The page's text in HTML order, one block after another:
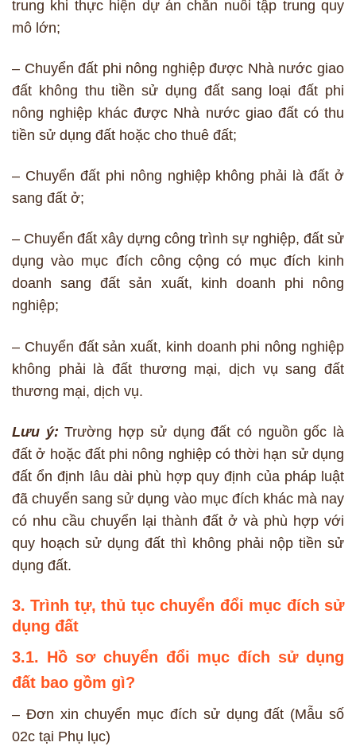
trung khi thực hiện dự án chăn nuôi tập trung quy
mô lớn;
– Chuyển đất phi nông nghiệp được Nhà nước giao
đất không thu tiền sử dụng đất sang loại đất phi
nông nghiệp khác được Nhà nước giao đất có thu
tiền sử dụng đất hoặc cho thuê đất;
– Chuyển đất phi nông nghiệp không phải là đất ở
sang đất ở;
– Chuyển đất xây dựng công trình sự nghiệp, đất sử
dụng vào mục đích công cộng có mục đích kinh
doanh sang đất sản xuất, kinh doanh phi nông
nghiệp;
– Chuyển đất sản xuất, kinh doanh phi nông nghiệp
không phải là đất thương mại, dịch vụ sang đất
thương mại, dịch vụ.
Lưu ý:Trường hợp sử dụng đất có nguồn gốc là
đất ở hoặc đất phi nông nghiệp có thời hạn sử dụng
đất ổn định lâu dài phù hợp quy định của pháp luật
đã chuyển sang sử dụng vào mục đích khác mà nay
có nhu cầu chuyển lại thành đất ở và phù hợp với
quy hoạch sử dụng đất thì không phải nộp tiền sử
dụng đất.
3. Trình tự, thủ tục chuyển đổi mục đích sử
dụng đất
3.1. Hồ sơ chuyển đổi mục đích sử dụng
đất bao gồm gì?
– Đơn xin chuyển mục đích sử dụng đất (Mẫu số
02c tại Phụ lục)